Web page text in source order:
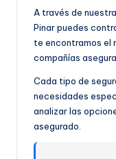
A través de
Pinar puedes
te encontramos el
compañías
Cada tipo de
necesidades
analizar las
asegurado.